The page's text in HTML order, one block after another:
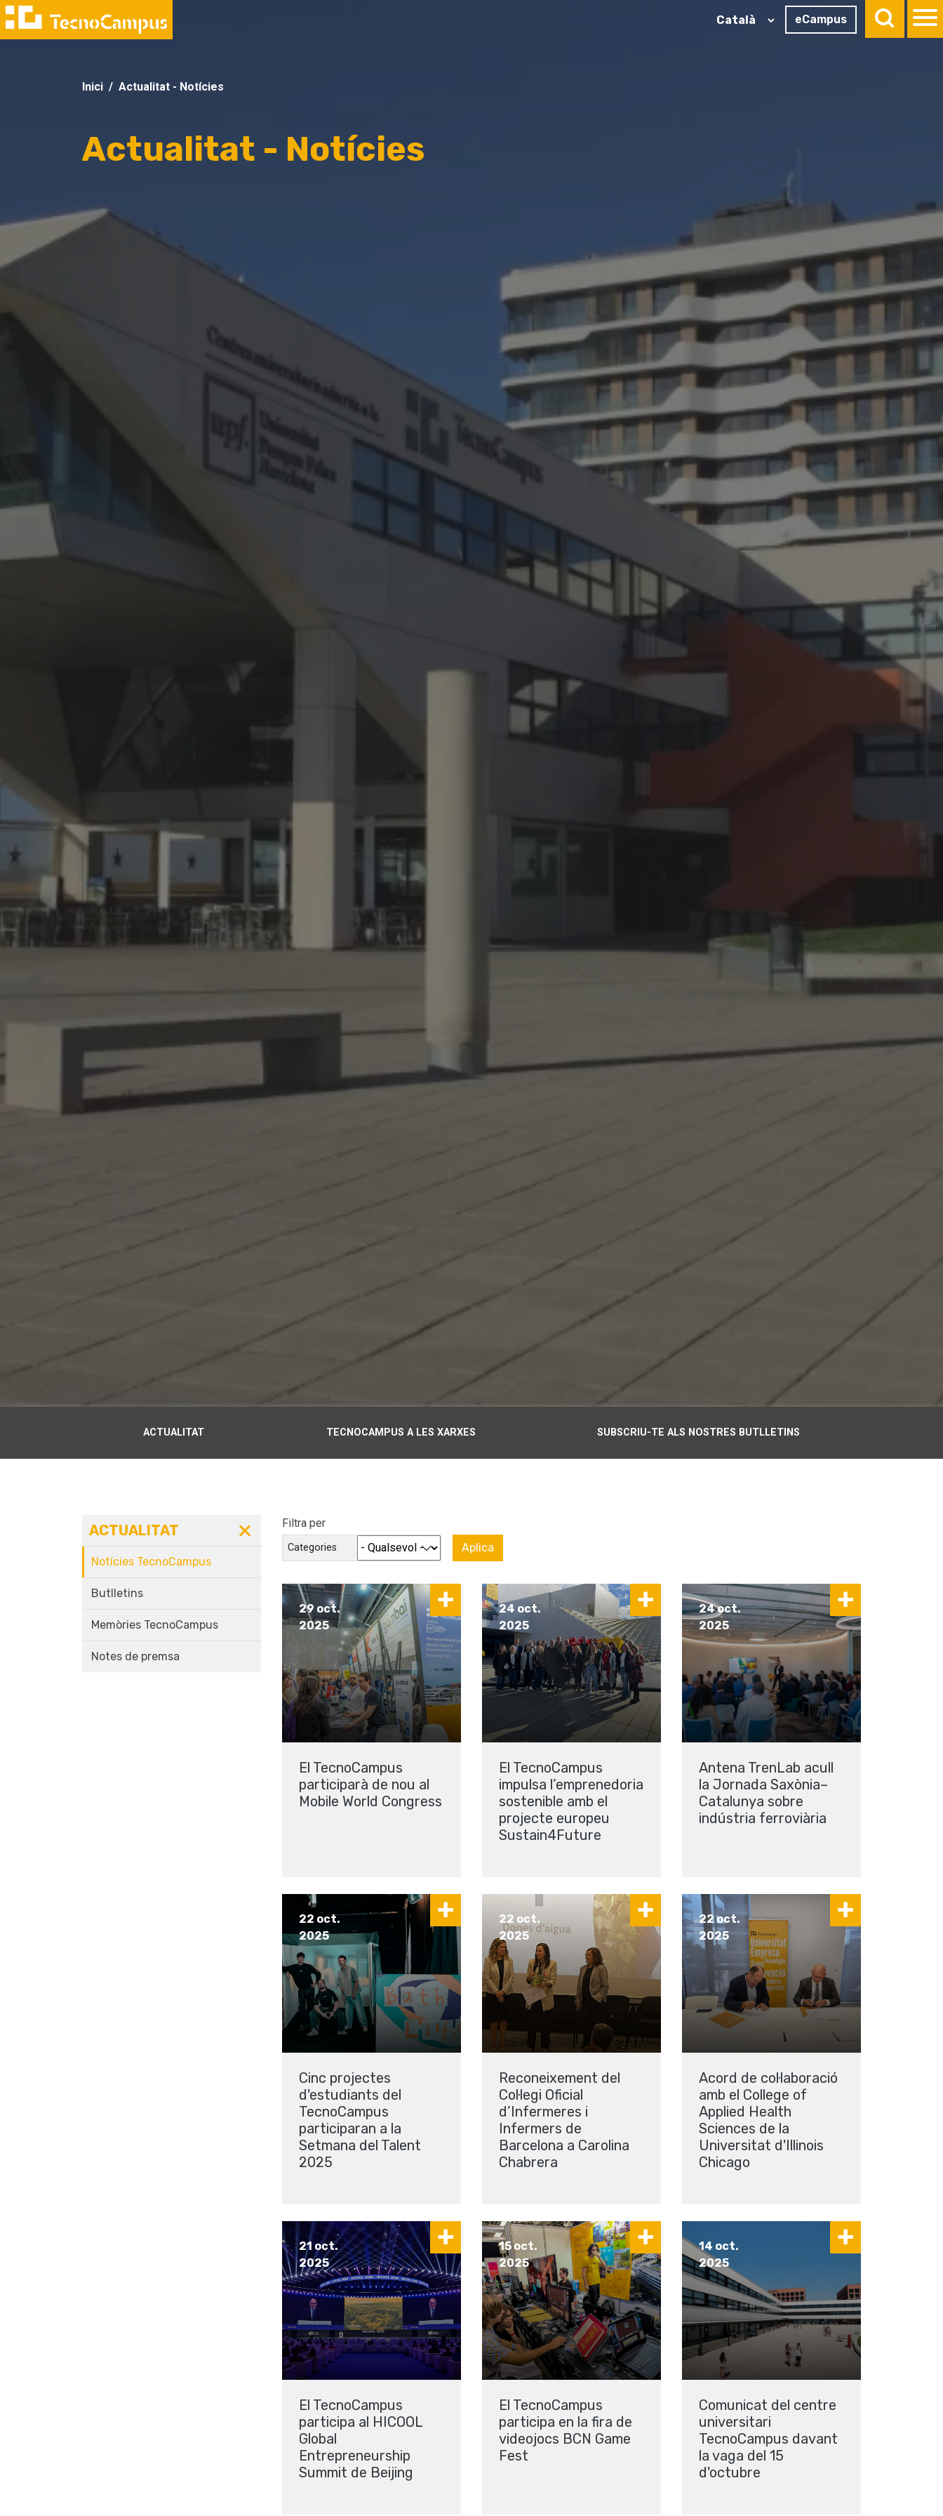
eCampus
Inici Actualitat - Notícies
Actualitat - Notícies
ACTUALITAT TECNOCAMPUS A LES XARXES SUBSCRIU-TE ALS NOSTRES BUTLLETINS
ACTUALITAT
Notícies TecnoCampus
Butlletins
Memòries TecnoCampus
Notes de premsa
Filtra per
Categories
29 oct.
2025
El TecnoCampus
participarà de nou al
Mobile World Congress
24 oct.
2025
El TecnoCampus
impulsa l’emprenedoria
sostenible amb el
projecte europeu
Sustain4Future
24 oct.
2025
Antena TrenLab acull
la Jornada Saxònia–
Catalunya sobre
indústria ferroviària
22 oct.
2025
Cinc projectes
d'estudiants del
TecnoCampus
participaran a la
Setmana del Talent
2025
22 oct.
2025
Reconeixement del
Col·legi Oficial
d’Infermeres i
Infermers de
Barcelona a Carolina
Chabrera
22 oct.
2025
Acord de col·laboració
amb el College of
Applied Health
Sciences de la
Universitat d'Illinois
Chicago
21 oct.
2025
El TecnoCampus
participa al HICOOL
Global
Entrepreneurship
Summit de Beijing
15 oct.
2025
El TecnoCampus
participa en la fira de
videojocs BCN Game
Fest
14 oct.
2025
Comunicat del centre
universitari
TecnoCampus davant
la vaga del 15
d'octubre